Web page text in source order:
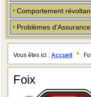
Comportement
Problèmes
Vous êtes ici :Accueil
Foix